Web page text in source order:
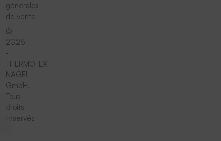
générales
de vente
©
2026
-
THERMOTEX
NAGEL
GmbH.
Tous
droits
réservés